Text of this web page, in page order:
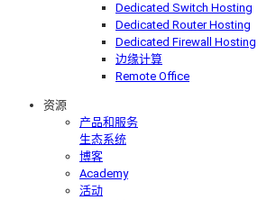
Dedicated Switch Hosting
Dedicated Router Hosting
Dedicated Firewall Hosting
边缘计算
Remote Office
资源
产品和服务
生态系统
博客
Academy
活动